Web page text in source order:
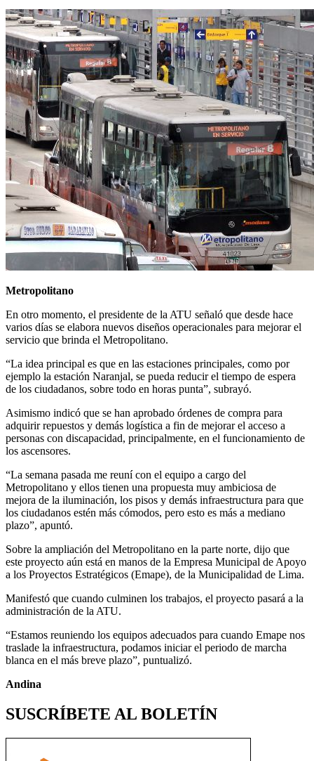
Metropolitano
En otro momento, el presidente de la ATU señaló que desde hace
varios días se elabora nuevos diseños operacionales para mejorar el
servicio que brinda el Metropolitano.
“La idea principal es que en las estaciones principales, como por
ejemplo la estación Naranjal, se pueda reducir el tiempo de espera
de los ciudadanos, sobre todo en horas punta”, subrayó.
Asimismo indicó que se han aprobado órdenes de compra para
adquirir repuestos y demás logística a fin de mejorar el acceso a
personas con discapacidad, principalmente, en el funcionamiento de
los ascensores.
“La semana pasada me reuní con el equipo a cargo del
Metropolitano y ellos tienen una propuesta muy ambiciosa de
mejora de la iluminación, los pisos y demás infraestructura para que
los ciudadanos estén más cómodos, pero esto es más a mediano
plazo”, apuntó.
Sobre la ampliación del Metropolitano en la parte norte, dijo que
este proyecto aún está en manos de la Empresa Municipal de Apoyo
a los Proyectos Estratégicos (Emape), de la Municipalidad de Lima.
Manifestó que cuando culminen los trabajos, el proyecto pasará a la
administración de la ATU.
“Estamos reuniendo los equipos adecuados para cuando Emape nos
traslade la infraestructura, podamos iniciar el periodo de marcha
blanca en el más breve plazo”, puntualizó.
Andina
SUSCRÍBETE AL BOLETÍN